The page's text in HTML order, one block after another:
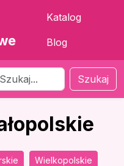
Katalog
Blog
Szukaj
Wielkopolskie